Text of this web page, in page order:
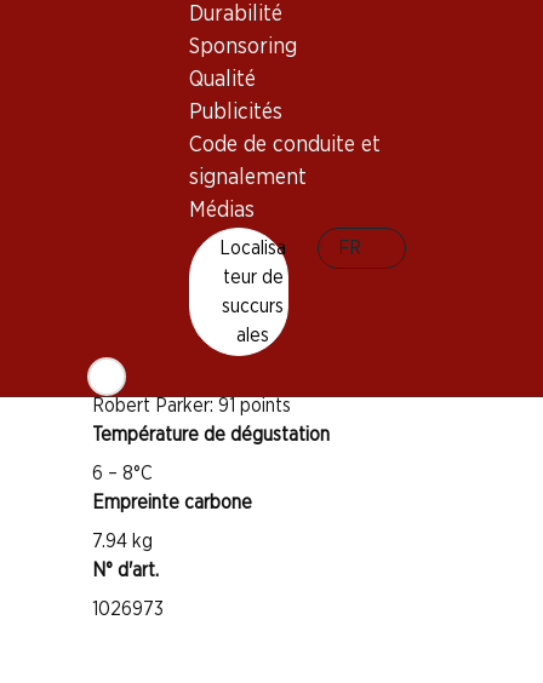
Durabilité
Sponsoring
Qualité
Publicités
Code de conduite et
signalement
Médias
Localisa
teur de
succurs
ales
FR
Pinot Meunier
Chardonnay
1 an après l'achat
James Suckling: 94 points
Wine Spectator: 91 points
Falstaff: 92 points
Robert Parker: 91 points
Température de dégustation
6 – 8°C
Empreinte carbone
7.94 kg
N° d'art.
1026973